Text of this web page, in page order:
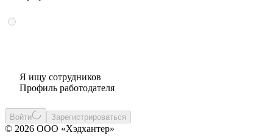
Я ищу сотрудников
Профиль работодателя
Войти Зарегистрироваться
© 2026 ООО «Хэдхантер»